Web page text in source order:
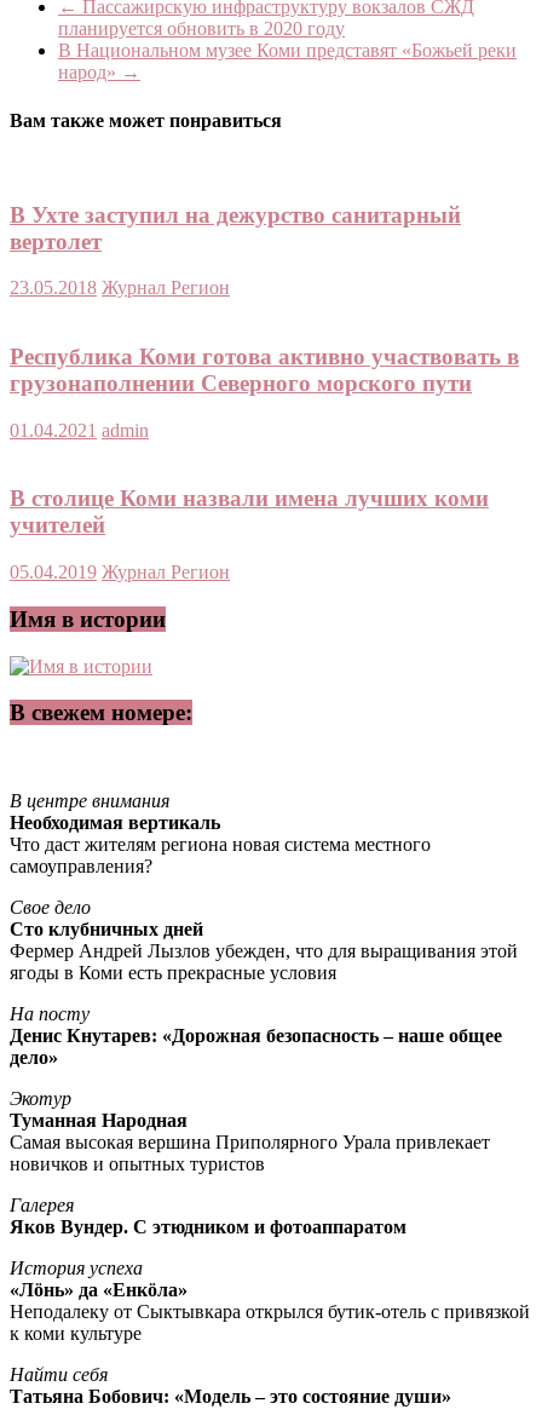
← Пассажирскую инфраструктуру вокзалов СЖД
планируется обновить в 2020 году
В Национальном музее Коми представят «Божьей реки
народ» →
Вам также может понравиться
В Ухте заступил на дежурство санитарный
вертолет
23.05.2018 Журнал Регион
Республика Коми готова активно участвовать в
грузонаполнении Северного морского пути
01.04.2021 admin
В столице Коми назвали имена лучших коми
учителей
05.04.2019 Журнал Регион
Имя в истории
В свежем номере:
В центре внимания
Необходимая вертикаль
Что даст жителям региона новая система местного
самоуправления?
Свое дело
Сто клубничных дней
Фермер Андрей Лызлов убежден, что для выращивания этой
ягоды в Коми есть прекрасные условия
На посту
Денис Кнутарев: «Дорожная безопасность – наше общее
дело»
Экотур
Туманная Народная
Самая высокая вершина Приполярного Урала привлекает
новичков и опытных туристов
Галерея
Яков Вундер. С этюдником и фотоаппаратом
История успеха
«Лöнь» да «Енкöла»
Неподалеку от Сыктывкара открылся бутик-отель с привязкой
к коми культуре
Найти себя
Татьяна Бобович: «Модель – это состояние души»